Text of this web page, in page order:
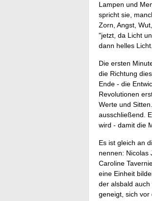
Lampen und
spricht sie,
Zorn, Angst,
"jetzt, da Licht
dann helles
Die ersten
die Richtung
Ende - die
Revolutionen
Werte und
ausschließend.
wird - damit die
Es ist gleich an
nennen: Nicolas
Caroline
eine Einheit
der alsbald
geneigt, sich vor